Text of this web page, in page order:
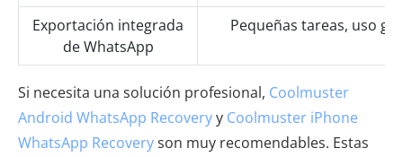
Exportación integrada
de WhatsApp
Pequeñas tareas, uso
Si necesita una solución profesional, Coolmuster
Android WhatsApp Recoveryy Coolmuster iPhone
WhatsApp Recoveryson muy recomendables. Estas